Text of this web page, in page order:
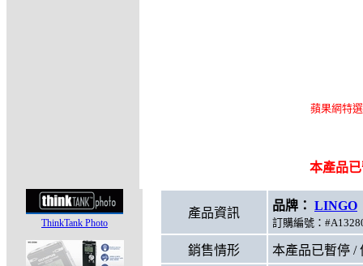
蘋果網特
本產品
ThinkTank Photo
產品資訊
品牌： LINGO
訂購編號：
銷售情形 本產品已暫停 /